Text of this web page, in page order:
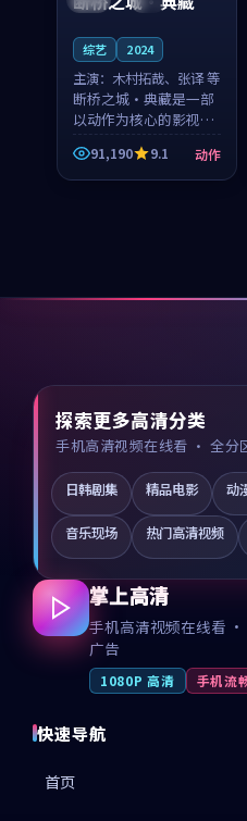
综艺 2024
主演： 木村拓哉、张译 等
断桥之城·典藏是一部
以动作为核心的影视作
品，围绕危机、反转与
人物成长展开，整体节
奏紧凑，值得推荐观
91,190 9.1 动作
探索更多高清分类
手机高清视频在线看 · 全分
日韩剧集 精品电影 动
音乐现场 热门高清视频
掌上高清
手机高清视频在线看
广告
1080P 高清 手机流
快速导航
首页